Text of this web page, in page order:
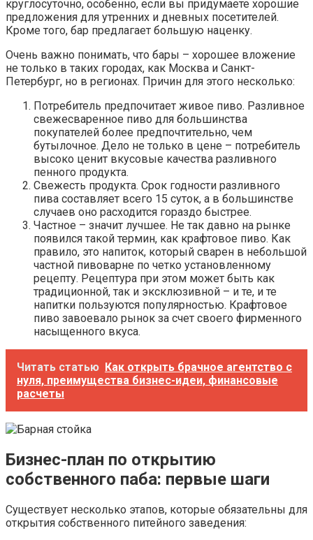
круглосуточно, особенно, если вы придумаете хорошие
предложения для утренних и дневных посетителей.
Кроме того, бар предлагает большую наценку.
Очень важно понимать, что бары – хорошее вложение
не только в таких городах, как Москва и Санкт-
Петербург, но в регионах. Причин для этого несколько:
Потребитель предпочитает живое пиво. Разливное
свежесваренное пиво для большинства
покупателей более предпочтительно, чем
бутылочное. Дело не только в цене – потребитель
высоко ценит вкусовые качества разливного
пенного продукта.
Свежесть продукта. Срок годности разливного
пива составляет всего 15 суток, а в большинстве
случаев оно расходится гораздо быстрее.
Частное – значит лучшее. Не так давно на рынке
появился такой термин, как крафтовое пиво. Как
правило, это напиток, который сварен в небольшой
частной пивоварне по четко установленному
рецепту. Рецептура при этом может быть как
традиционной, так и эксклюзивной – и те, и те
напитки пользуются популярностью. Крафтовое
пиво завоевало рынок за счет своего фирменного
насыщенного вкуса.
Читать статью Как открыть брачное агентство с
нуля, преимущества бизнес-идеи, финансовые
расчеты
Бизнес-план по открытию
собственного паба: первые шаги
Существует несколько этапов, которые обязательны для
открытия собственного питейного заведения: